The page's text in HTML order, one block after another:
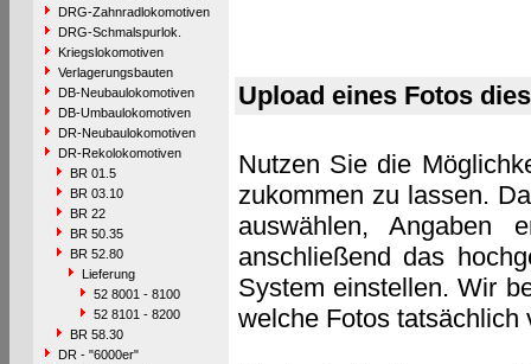
DRG-Zahnradlokomotiven
DRG-Schmalspurlok.
Kriegslokomotiven
Verlagerungsbauten
DB-Neubaulokomotiven
DB-Umbaulokomotiven
DR-Neubaulokomotiven
DR-Rekolokomotiven
BR 01.5
BR 03.10
BR 22
BR 50.35
BR 52.80
Lieferung
52 8001 - 8100
52 8101 - 8200
BR 58.30
DR - "6000er"
Upload eines Fotos
Nutzen Sie die
zukommen zu lassen.
auswählen, Angaben
anschließend das
System einstellen. Wir
welche Fotos tatsächlich